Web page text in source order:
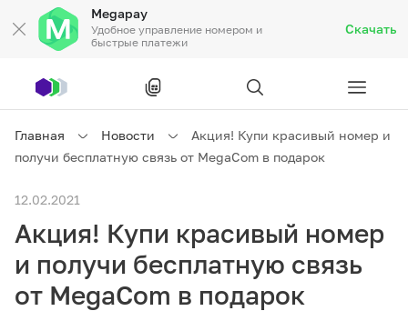
Megapay
Удобное управление номером и
быстрые платежи
Скачать
Частным клиентам
Бизнесу
Связь
Главная Новости
Акция! Купи красивый номер и
получи бесплатную связь от MegaCom в подарок
12.02.2021
Акция! Купи красивый номер
и получи бесплатную связь
от MegaCom в подарок